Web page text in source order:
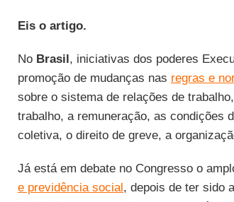
Eis o artigo.
No Brasil, iniciativas dos poderes
promoção de mudanças nas regras e
sobre o sistema de relações de
trabalho, a remuneração, as condições
coletiva, o direito de greve, a
Já está em debate no Congresso o
e previdência social, depois de ter sido